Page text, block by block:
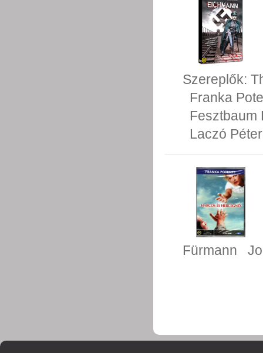
Szereplők:
Franka
Fesztbaum
Laczó Péter
Fürmann